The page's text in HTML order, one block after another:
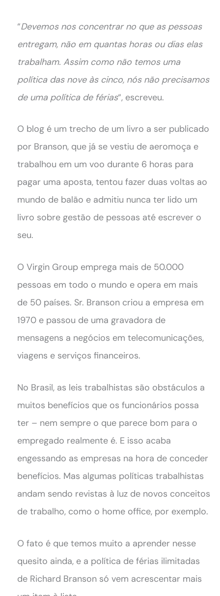
“Devemos nos concentrar no que as pessoas
entregam, não em quantas horas ou dias elas
trabalham. Assim como não temos uma
política das nove às cinco, nós não precisamos
de uma política de férias“, escreveu.
O blog é um trecho de um livro a ser publicado
por Branson, que já se vestiu de aeromoça e
trabalhou em um voo durante 6 horas para
pagar uma aposta, tentou fazer duas voltas ao
mundo de balão e admitiu nunca ter lido um
livro sobre gestão de pessoas até escrever o
seu.
O Virgin Group emprega mais de 50.000
pessoas em todo o mundo e opera em mais
de 50 países. Sr. Branson criou a empresa em
1970 e passou de uma gravadora de
mensagens a negócios em telecomunicações,
viagens e serviços financeiros.
No Brasil, as leis trabalhistas são obstáculos a
muitos benefícios que os funcionários possa
ter – nem sempre o que parece bom para o
empregado realmente é. E isso acaba
engessando as empresas na hora de conceder
benefícios. Mas algumas políticas trabalhistas
andam sendo revistas à luz de novos conceitos
de trabalho, como o home office, por exemplo.
O fato é que temos muito a aprender nesse
quesito ainda, e a política de férias ilimitadas
de Richard Branson só vem acrescentar mais